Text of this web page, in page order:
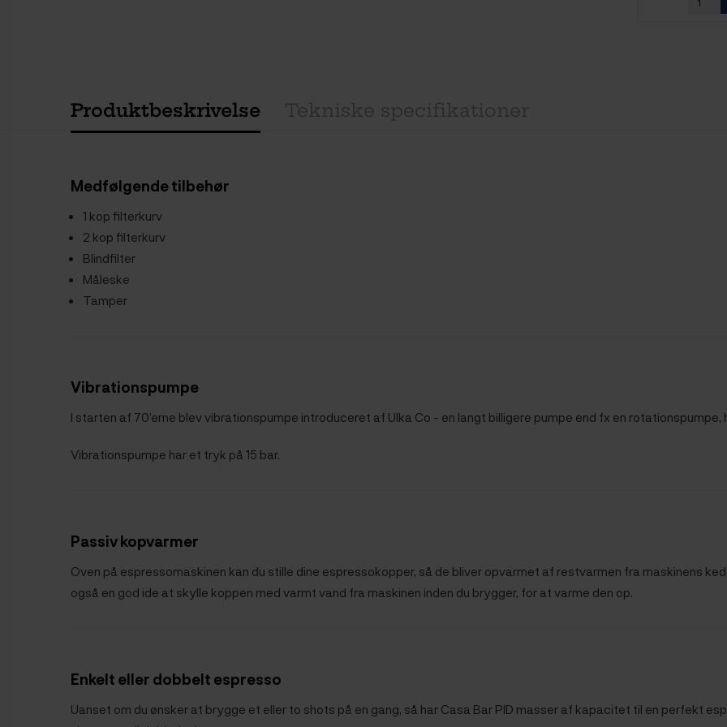
Produktbeskrivelse Tekniske specifikationer
Medfølgende tilbehør
1 kop filterkurv
2 kop filterkurv
Blindfilter
Måleske
Tamper
Vibrationspumpe
I starten af 70’erne blev vibrationspumpe introduceret af Ulka Co - en langt billigere pumpe end fx en rotationspumpe,
Vibrationspumpe har et tryk på 15 bar.
Passiv kopvarmer
Oven på espressomaskinen kan du stille dine espressokopper, så de bliver opvarmet af restvarmen fra maskinens
også en god ide at skylle koppen med varmt vand fra maskinen inden du brygger, for at varme den op.
Enkelt eller dobbelt espresso
Uanset om du ønsker at brygge et eller to shots på en gang, så har Casa Bar PID masser af kapacitet til en perfekt